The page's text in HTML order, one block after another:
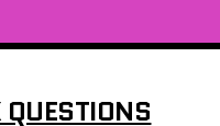
QUESTIONS